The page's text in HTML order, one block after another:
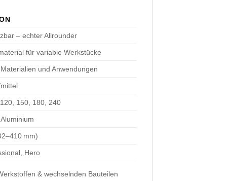
– echter Allrounder
für variable Werkstücke
und Anwendungen
150, 180, 240
mm)
Hero
& wechselnden Bauteilen